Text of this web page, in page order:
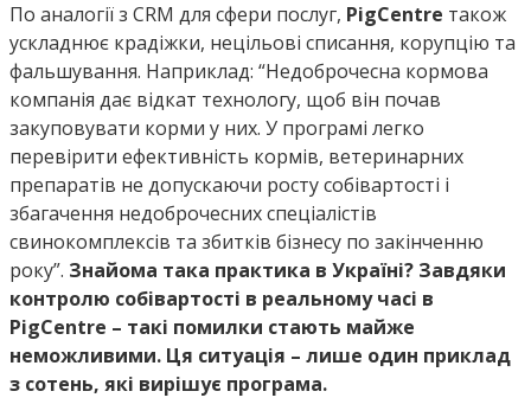
По аналогії з CRM для сфери послуг, PigCentre також
ускладнює крадіжки, нецільові списання, корупцію та
фальшування. Наприклад: “Недоброчесна кормова
компанія дає відкат технологу, щоб він почав
закуповувати корми у них. У програмі легко
перевірити ефективність кормів, ветеринарних
препаратів не допускаючи росту собівартості і
збагачення недоброчесних спеціалістів
свинокомплексів та збитків бізнесу по закінченню
року”. Знайома така практика в Україні? Завдяки
контролю собівартості в реальному часі в
PigCentre – такі помилки стають майже
неможливими. Ця ситуація – лише один приклад
з сотень, які вирішує програма.